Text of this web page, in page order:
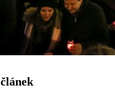
článek